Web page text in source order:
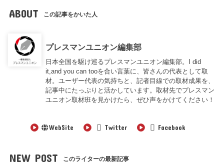
ABOUT この記事をかいた人
プレスマンユニオン編集部
日本全国を駆け巡るプレスマンユニオン編集部。I did
it,and you can tooを合い言葉に、皆さんの代表として取
材。ユーザー代表の気持ちと、記者目線での取材成果を、
記事中にたっぷりと活かしています。取材先でプレスマン
ユニオン取材班を見かけたら、ぜひ声をかけてください！
WebSite Twitter Facebook
NEW POST このライターの最新記事